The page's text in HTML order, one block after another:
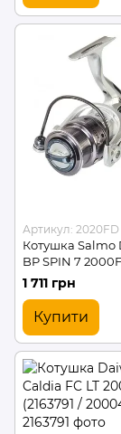
Артикул: 2020FD
Котушка Salmo
BP SPIN 7
(2020FD)
1 711 грн
Купити